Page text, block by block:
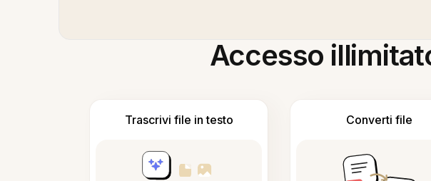
Accesso
Trascrivi file in testo Converti file